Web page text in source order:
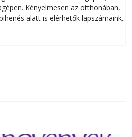
Kényelmesen az otthonában,
alatt is elérhetők lapszámaink.